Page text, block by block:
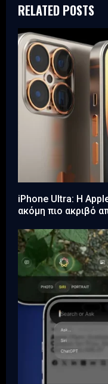
RELATED POSTS
iPhone Ultra: Η
ακόμη πιο ακριβό